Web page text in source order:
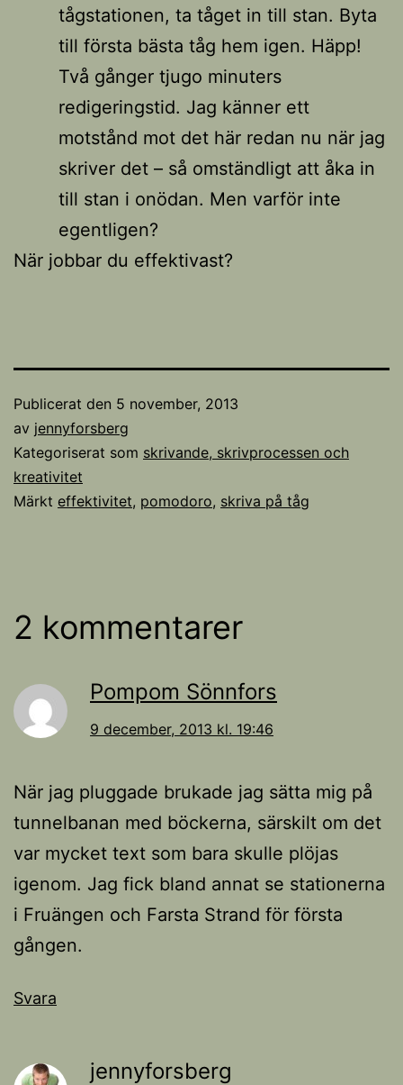
tågstationen, ta tåget in till stan. Byta
till första bästa tåg hem igen. Häpp!
Två gånger tjugo minuters
redigeringstid. Jag känner ett
motstånd mot det här redan nu när jag
skriver det – så omständligt att åka in
till stan i onödan. Men varför inte
egentligen?
När jobbar du effektivast?
Publicerat den 5 november, 2013
av jennyforsberg
Kategoriserat som skrivande, skrivprocessen och
kreativitet
Märkt effektivitet, pomodoro, skriva på tåg
2 kommentarer
Pompom Sönnfors
9 december, 2013 kl. 19:46
När jag pluggade brukade jag sätta mig på
tunnelbanan med böckerna, särskilt om det
var mycket text som bara skulle plöjas
igenom. Jag fick bland annat se stationerna
i Fruängen och Farsta Strand för första
gången.
Svara
jennyforsberg